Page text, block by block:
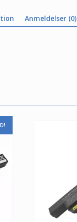
Anmeldelser (0)